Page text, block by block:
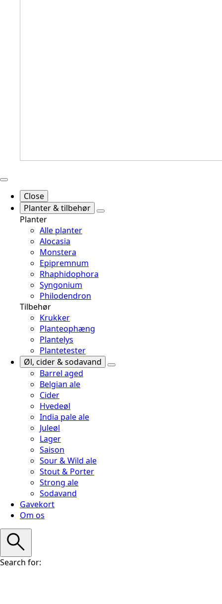
Close
Planter & tilbehør
Planter
Alle planter
Alocasia
Monstera
Epipremnum
Rhaphidophora
Syngonium
Philodendron
Tilbehør
Krukker
Planteophæng
Plantelys
Plantetester
Øl, cider & sodavand
Barrel aged
Belgian ale
Cider
Hvedeøl
India pale ale
Juleøl
Lager
Saison
Sour & Wild ale
Stout & Porter
Strong ale
Sodavand
Gavekort
Om os
Search for: